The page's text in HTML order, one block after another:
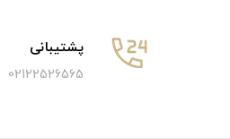
پشتیبانی
02122526565